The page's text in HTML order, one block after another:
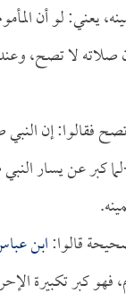
يعني: لو أن
صلاته لا تصح،
تصح فقالوا: إن
كبر عن يسار
قالوا:ابن
فهو كبر تكبيرة